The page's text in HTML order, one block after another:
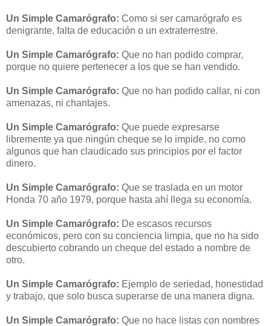
Un Simple Camarógrafo: Como si ser camarógrafo es
denigrante, falta de educación o un extraterrestre.
Un Simple Camarógrafo: Que no han podido comprar,
porque no quiere pertenecer a los que se han vendido.
Un Simple Camarógrafo: Que no han podido callar, ni con
amenazas, ni chantajes.
Un Simple Camarógrafo: Que puede expresarse
libremente ya que ningún cheque se lo impide, no como
algunos que han claudicado sus principios por el factor
dinero.
Un Simple Camarógrafo: Que se traslada en un motor
Honda 70 año 1979, porque hasta ahí llega su economía.
Un Simple Camarógrafo: De escasos recursos
económicos, pero con su conciencia limpia, que no ha sido
descubierto cobrando un cheque del estado a nombre de
otro.
Un Simple Camarógrafo: Ejemplo de seriedad, honestidad
y trabajo, que solo busca superarse de una manera digna.
Un Simple Camarógrafo: Que no hace listas con nombres